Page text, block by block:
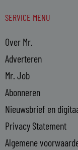
SERVICE MENU
Over Mr.
Adverteren
Mr. Job
Abonneren
Nieuwsbrief en
Privacy Statement
Algemene